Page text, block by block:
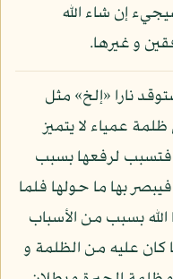
إن شاء الله
و غيرها.
نارا «إلخ» مثل
عمياء لا يتميز
فتسبب لرفعها بسبب
بها ما حولها فلما
بسبب من الأسباب
كان عليه من الظلمة و